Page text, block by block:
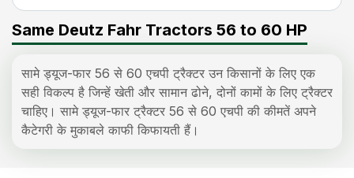
Same Deutz Fahr Tractors 56 to 60 HP
सामे ड्यूज-फार 56 से 60 एचपी ट्रैक्टर उन किसानों के लिए एक
सही विकल्प है जिन्हें खेती और सामान ढोने, दोनों कामों के लिए ट्रैक्टर
चाहिए। सामे ड्यूज-फार ट्रैक्टर 56 से 60 एचपी की कीमतें अपने
कैटेगरी के मुकाबले काफी किफायती हैं।